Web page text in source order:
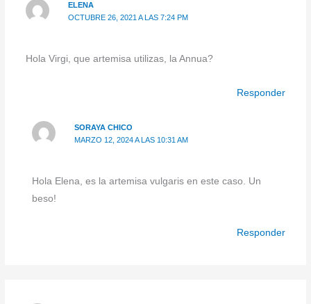
ELENA
OCTUBRE 26, 2021 A LAS 7:24 PM
Hola Virgi, que artemisa utilizas, la Annua?
Responder
SORAYA CHICO
MARZO 12, 2024 A LAS 10:31 AM
Hola Elena, es la artemisa vulgaris en este caso. Un
beso!
Responder